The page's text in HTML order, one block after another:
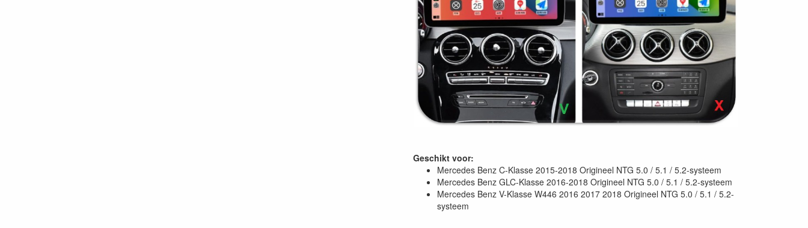
Geschikt voor:
Mercedes Benz C-Klasse 2015-2018 Origineel NTG 5.0 / 5.1 / 5.2-systeem
Mercedes Benz GLC-Klasse 2016-2018 Origineel NTG 5.0 / 5.1 / 5.2-systeem
Mercedes Benz V-Klasse W446 2016 2017 2018 Origineel NTG 5.0 / 5.1 / 5.2-
systeem